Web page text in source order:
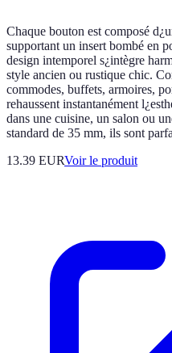
Chaque bouton est composé
supportant un insert bombé en
design intemporel s¿intègre
style ancien ou rustique chic.
commodes, buffets, armoires,
rehaussent instantanément
dans une cuisine, un salon ou
standard de 35 mm, ils sont
13.39 EURVoir le produit